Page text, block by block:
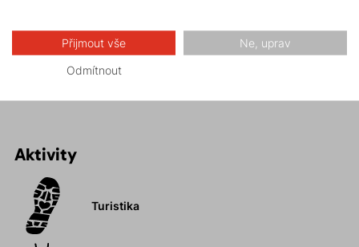
snižuje spotřeba vody a eliminuje se negativní vliv na
přírodu.
Přírodní materiál je vhodný i pro alergiky.
Aktivity
Turistika
Přijmout vše Ne, uprav
Odmítnout